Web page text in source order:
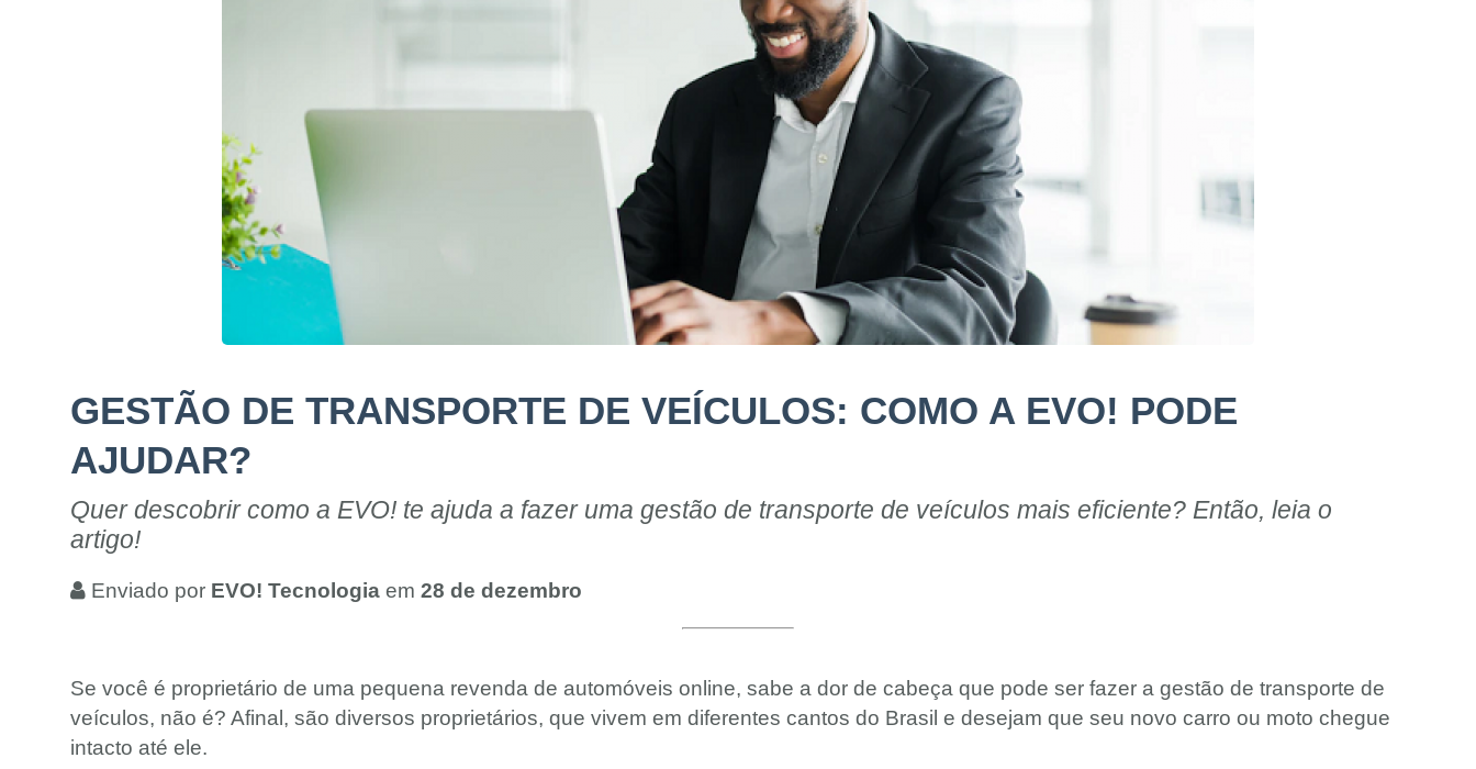
GESTÃO DE TRANSPORTE DE VEÍCULOS: COMO A EVO! PODE
AJUDAR?
Quer descobrir como a EVO! te ajuda a fazer uma gestão de transporte de veículos mais eficiente? Então, leia o
artigo!
Enviado por EVO! Tecnologia em 28 de dezembro
Se você é proprietário de uma pequena revenda de automóveis online, sabe a dor de cabeça que pode ser fazer a gestão de transporte de
veículos, não é? Afinal, são diversos proprietários, que vivem em diferentes cantos do Brasil e desejam que seu novo carro ou moto chegue
intacto até ele.